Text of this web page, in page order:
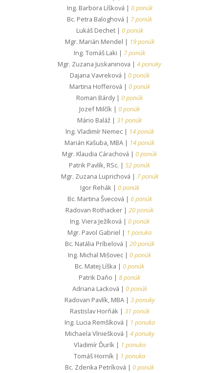
Ing. Barbora Líšková | 0 ponúk
Bc. Petra Baloghová | 7 ponúk
Lukáš Dechet | 0 ponúk
Mgr. Marián Mendel | 19 ponúk
Ing. Tomáš Laki | 7 ponúk
Mgr. Zuzana Juskaninova | 4 ponuky
Dajana Vavreková | 0 ponúk
Martina Hofferová | 0 ponúk
Roman Bárdy | 0 ponúk
Jozef Milčík | 0 ponúk
Mário Baláž | 31 ponúk
Ing. Vladimír Nemec | 14 ponúk
Marián Kašuba, MBA | 14 ponúk
Mgr. Klaudia Cárachová | 0 ponúk
Patrik Pavlík, RSc. | 52 ponúk
Mgr. Zuzana Luprichová | 7 ponúk
Igor Rehák | 0 ponúk
Bc. Martina Švecová | 6 ponúk
Radovan Rothacker | 20 ponúk
Ing. Viera Ježíková | 0 ponúk
Mgr. Pavol Gabriel | 1 ponuka
Bc. Natália Príbelová | 20 ponúk
Ing. Michal Mišovec | 0 ponúk
Bc. Matej Líška | 0 ponúk
Patrik Daňo | 8 ponúk
Adriana Lacková | 0 ponúk
Radovan Pavlík, MBA | 3 ponuky
Rastislav Horňák | 31 ponúk
Ing. Lucia Remšíková | 1 ponuka
Michaela Vlniešková | 4 ponuky
Vladimír Ďurík | 1 ponuka
Tomáš Horník | 1 ponuka
Bc. Zdenka Petríková | 0 ponúk